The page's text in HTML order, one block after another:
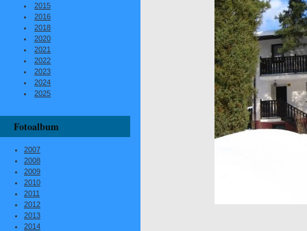
2015
2016
2018
2020
2021
2022
2023
2024
2025
Fotoalbum
2007
2008
2009
2010
2011
2012
2013
2014